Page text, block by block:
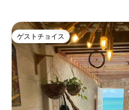
ゲストチョイス
ゲストチョイス